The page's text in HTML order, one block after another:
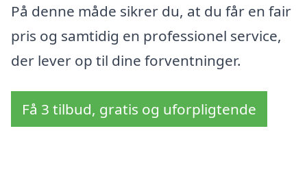
På denne måde sikrer du, at du får en fair
pris og samtidig en professionel service,
der lever op til dine forventninger.
Få 3 tilbud, gratis og uforpligtende